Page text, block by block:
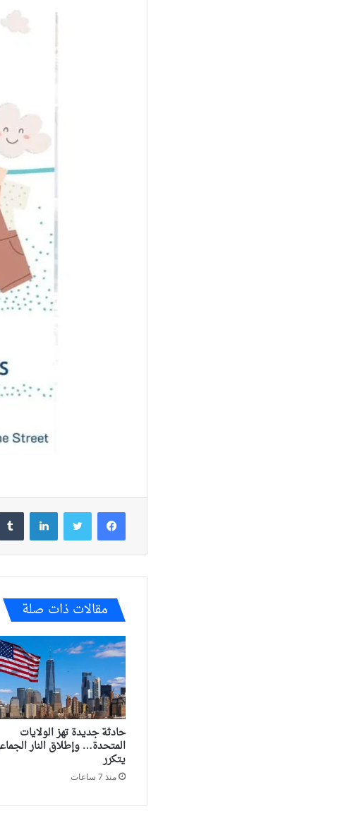
فيسبوك تويتر لينكدإن
مقالات ذات صلة
حادثة جديدة تهز الولايات
المتحدة… وإطلاق النار
يتكرر
منذ 7 ساعات